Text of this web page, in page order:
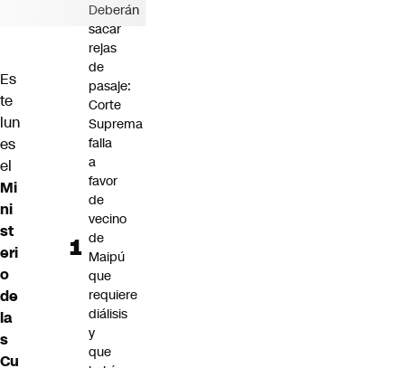
Es
te
lun
es
el
Mi
ni
st
eri
o
de
la
s
Cu
Deberán
sacar
rejas
de
pasaje:
Corte
Suprema
falla
a
favor
de
vecino
de
Maipú
que
requiere
diálisis
y
que